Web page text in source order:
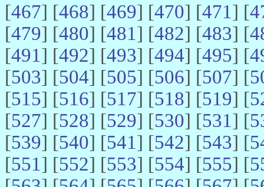
[467] [468] [469] [470] [471] [
[479] [480] [481] [482] [483] [
[491] [492] [493] [494] [495] [
[503] [504] [505] [506] [507] [
[515] [516] [517] [518] [519] [
[527] [528] [529] [530] [531] [
[539] [540] [541] [542] [543] [
[551] [552] [553] [554] [555] [